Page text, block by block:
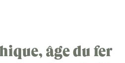
âge du fer